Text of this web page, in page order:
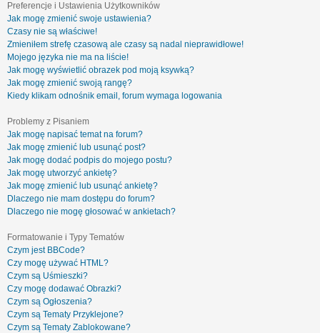
Preferencje i Ustawienia Użytkowników
Jak mogę zmienić swoje ustawienia?
Czasy nie są właściwe!
Zmieniłem strefę czasową ale czasy są nadal nieprawidłowe!
Mojego języka nie ma na liście!
Jak mogę wyświetlić obrazek pod moją ksywką?
Jak mogę zmienić swoją rangę?
Kiedy klikam odnośnik email, forum wymaga logowania
Problemy z Pisaniem
Jak mogę napisać temat na forum?
Jak mogę zmienić lub usunąć post?
Jak mogę dodać podpis do mojego postu?
Jak mogę utworzyć ankietę?
Jak mogę zmienić lub usunąć ankietę?
Dlaczego nie mam dostępu do forum?
Dlaczego nie mogę głosować w ankietach?
Formatowanie i Typy Tematów
Czym jest BBCode?
Czy mogę używać HTML?
Czym są Uśmieszki?
Czy mogę dodawać Obrazki?
Czym są Ogłoszenia?
Czym są Tematy Przyklejone?
Czym są Tematy Zablokowane?